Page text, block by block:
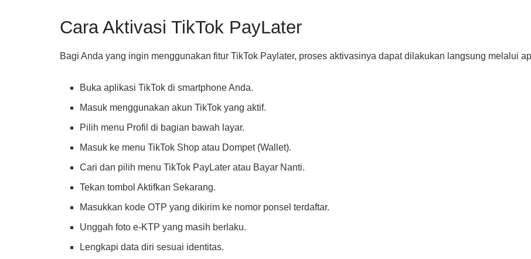
Cara Aktivasi TikTok PayLater
Bagi Anda yang ingin menggunakan fitur TikTok Paylater, proses aktivasinya dapat dilakukan langsung melalui
Buka aplikasi TikTok di smartphone Anda.
Masuk menggunakan akun TikTok yang aktif.
Pilih menu Profil di bagian bawah layar.
Masuk ke menu TikTok Shop atau Dompet (Wallet).
Cari dan pilih menu TikTok PayLater atau Bayar Nanti.
Tekan tombol Aktifkan Sekarang.
Masukkan kode OTP yang dikirim ke nomor ponsel terdaftar.
Unggah foto e-KTP yang masih berlaku.
Lengkapi data diri sesuai identitas.